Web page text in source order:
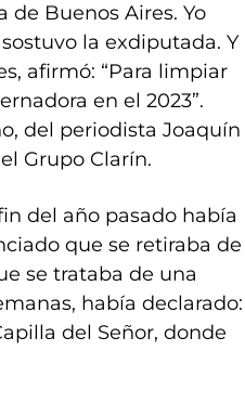
de Buenos Aires. Yo
la exdiputada. Y
afirmó: “Para limpiar
en el 2023”.
del periodista Joaquín
Grupo Clarín.
del año pasado había
que se retiraba de
se trataba de una
había declarado:
del Señor, donde